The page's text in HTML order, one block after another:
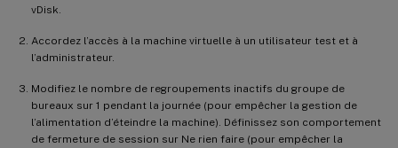
vDisk.
Accordez l’accès à la machine virtuelle à un utilisateur test et à
l’administrateur.
Modifiez le nombre de regroupements inactifs du groupe de
bureaux sur 1 pendant la journée (pour empêcher la gestion de
l’alimentation d’éteindre la machine). Définissez son comportement
de fermeture de session sur Ne rien faire (pour empêcher la